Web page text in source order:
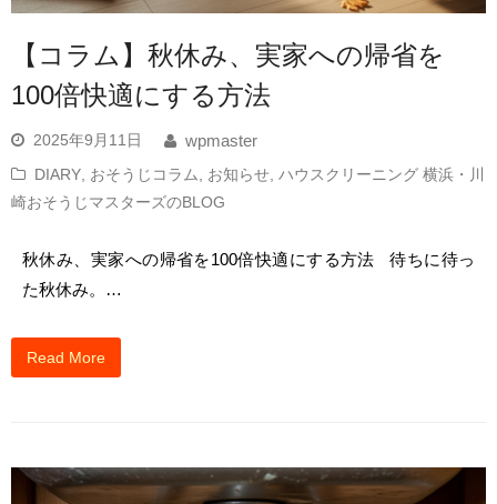
【コラム】秋休み、実家への帰省を
100倍快適にする方法
2025年9月11日
wpmaster
DIARY おそうじコラム お知らせ ハウスクリーニング 横浜・川
崎おそうじマスターズのBLOG
秋休み、実家への帰省を100倍快適にする方法 待ちに待っ
た秋休み。…
Read More